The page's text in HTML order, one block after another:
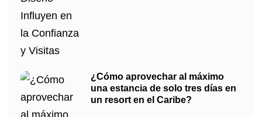
¿Cómo aprovechar al máximo
una estancia de solo tres días en
un resort en el Caribe?